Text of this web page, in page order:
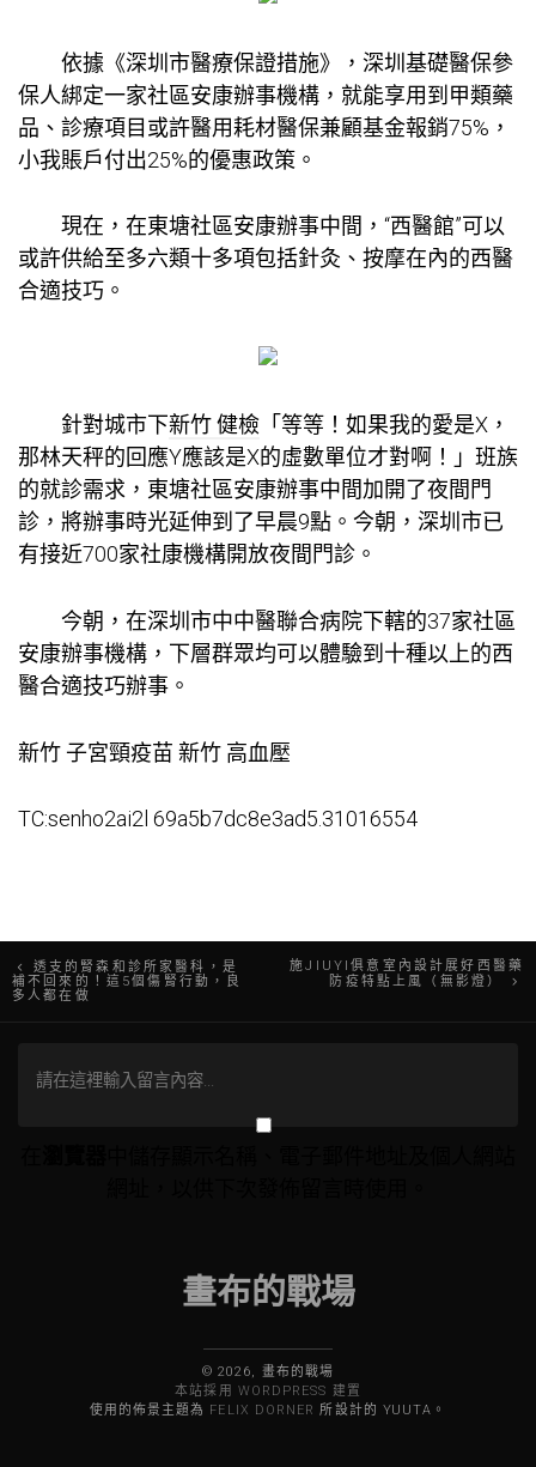
依據《深圳市醫療保證措施》，深圳基礎醫保參
保人綁定一家社區安康辦事機構，就能享用到甲類藥
品、診療項目或許醫用耗材醫保兼顧基金報銷75%，
小我賬戶付出25%的優惠政策。
現在，在東塘社區安康辦事中間，“西醫館”可以
或許供給至多六類十多項包括針灸、按摩在內的西醫
合適技巧。
針對城市下新竹 健檢 「等等！如果我的愛是X，
那林天秤的回應Y應該是X的虛數單位才對啊！」班族
的就診需求，東塘社區安康辦事中間加開了夜間門
診，將辦事時光延伸到了早晨9點。今朝，深圳市已
有接近700家社康機構開放夜間門診。
今朝，在深圳市中中醫聯合病院下轄的37家社區
安康辦事機構，下層群眾均可以體驗到十種以上的西
醫合適技巧辦事。
新竹 子宮頸疫苗 新竹 高血壓
TC:senho2ai2l 69a5b7dc8e3ad5.31016554
文
章
導
透支的腎森和診所家醫科，是
補不回來的！這5個傷腎行動，良
多人都在做
施JIUYI俱意室內設計展好西醫藥
防疫特點上風（無影燈）
畫布的戰場
© 2026, 畫布的戰場
本站採用 WORDPRESS 建置
使用的佈景主題為
FELIX DORNER 所設計的 YUUTA。